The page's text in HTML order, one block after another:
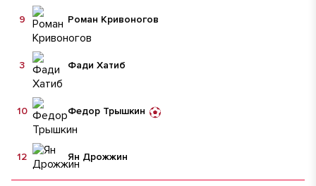
Роман Кривоногов
9
Фади Хатиб
3
Федор Трышкин
10
Ян Дрожжин
12